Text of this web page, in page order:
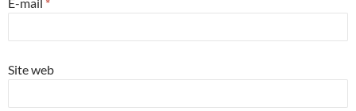
E-mail *
Site web